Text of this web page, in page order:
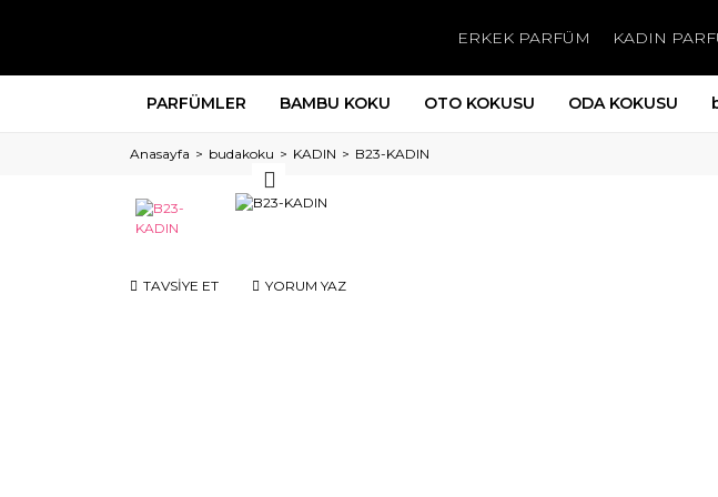
ERKEK PARFÜM KADIN
PARFÜMLER BAMBU KOKU OTO KOKUSU ODA KOKUSU
Anasayfa budakoku KADIN B23-KADIN
TAVSİYE ET YORUM YAZ